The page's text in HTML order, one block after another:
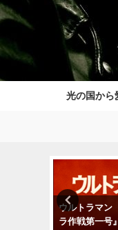
光の国から
ウルトラマン
ラ作戦第一号』